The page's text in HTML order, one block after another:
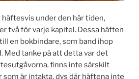
under den här tiden,
två för varje kapitel. Dessa häften
en bokbindare, som band ihop
Med tanke på att detta var det
finns inte särskilt
som är intakta, dvs där häftena inte